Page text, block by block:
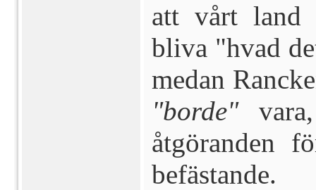
att vårt land
bliva "hvad
medan
"borde"vara,
åtgöranden
befästande.